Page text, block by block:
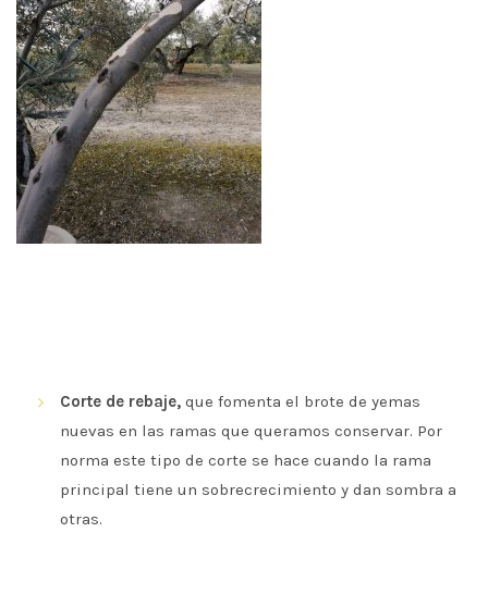
Corte de rebaje, que fomenta el brote de yemas
nuevas en las ramas que queramos conservar. Por
norma este tipo de corte se hace cuando la rama
principal tiene un sobrecrecimiento y dan sombra a
otras.